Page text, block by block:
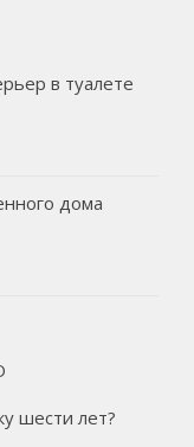
в туалете
дома
шести лет?